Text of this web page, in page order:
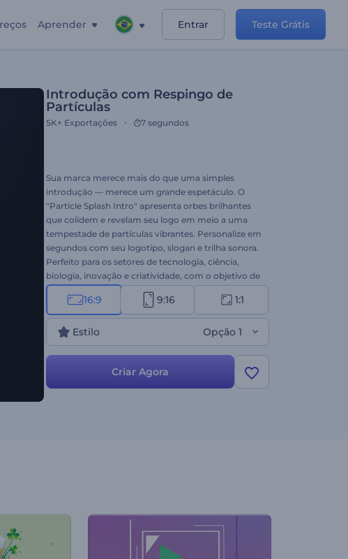
Aprender Entrar Teste Grátis
Introdução com Respingo de
Partículas
5K+ Exportações 7 segundos
Sua marca merece mais do que uma simples
introdução — merece um grande espetáculo. O
"Particle Splash Intro" apresenta orbes brilhantes
que colidem e revelam seu logo em meio a uma
tempestade de partículas vibrantes. Personalize em
segundos com seu logotipo, slogan e trilha sonora.
Perfeito para os setores de tecnologia, ciência,
biologia, inovação e criatividade, com o objetivo de
impressionar desde o primeiro segundo. Crie agora
e impulsione a identidade da sua marca com uma
explosão de brilho!
16:9 9:16 1:1
Estilo Opção 1
Criar Agora